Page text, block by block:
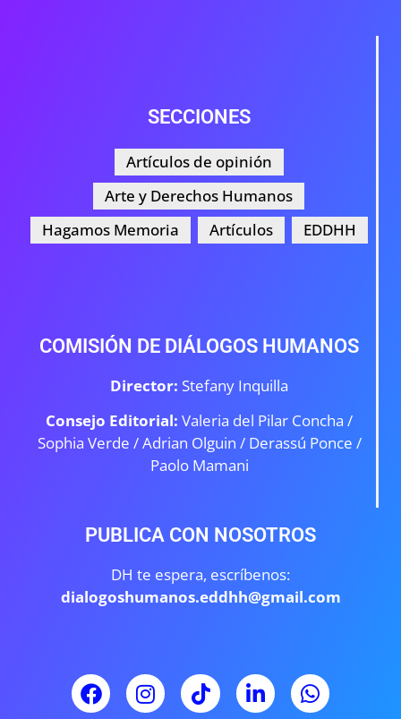
SECCIONES
Artículos de opinión
Arte y Derechos Humanos
Hagamos Memoria
Artículos EDDHH
COMISIÓN DE DIÁLOGOS HUMANOS
Director: Stefany Inquilla
Consejo Editorial: Valeria del Pilar Concha /
Sophia Verde /Adrian Olguin / Derassú Ponce /
Paolo Mamani
PUBLICA CON NOSOTROS
DH te espera, escríbenos:
dialogoshumanos.eddhh@gmail.com